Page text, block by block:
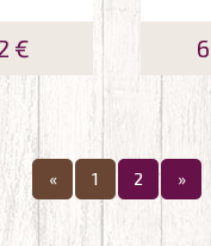
€
« 1 2 »